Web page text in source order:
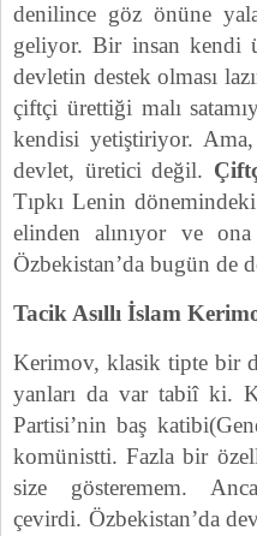
denilince göz önüne
geliyor. Bir insan kendi
devletin destek olması
çiftçi ürettiği malı
kendisi yetiştiriyor.
devlet, üretici değil.
Tıpkı Lenin
elinden alınıyor ve
Özbekistan’da bugün de
Tacik Asıllı İslam
Kerimov, klasik tipte bir
yanları da var tabiî ki.
Partisi’nin baş
komünistti. Fazla bir
size gösteremem.
çevirdi. Özbekistan’da